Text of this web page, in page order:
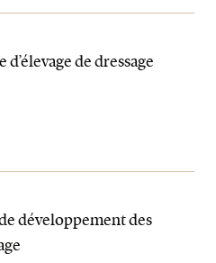
de dressage
développement des